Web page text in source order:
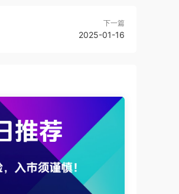
下一篇
2025-01-16